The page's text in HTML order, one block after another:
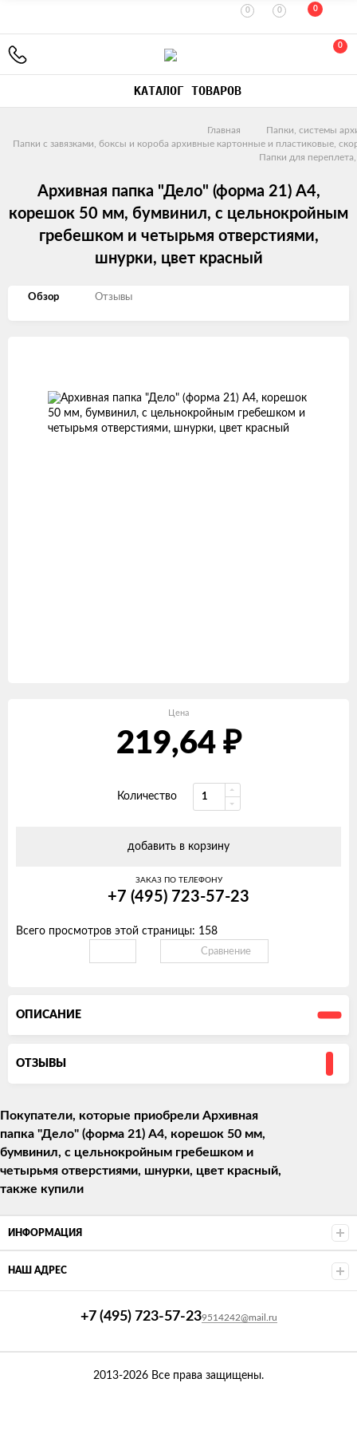
0 0 0
0
КАТАЛОГ ТОВАРОВ
Главная
Папки, системы
Папки с завязками, боксы и короба архивные картонные и пластиковые,
Папки для
Архивная папка "Дело" (форма 21) А4,
корешок 50 мм, бумвинил, с цельнокройным
гребешком и четырьмя отверстиями,
шнурки, цвет красный
Обзор Отзывы
Цена
219,64 ₽
Количество
добавить в корзину
ЗАКАЗ ПО ТЕЛЕФОНУ
+7 (495) 723-57-23
Всего просмотров этой страницы: 158
Сравнение
ОПИСАНИЕ
ОТЗЫВЫ
Покупатели, которые приобрели Архивная
папка "Дело" (форма 21) А4, корешок 50 мм,
бумвинил, с цельнокройным гребешком и
четырьмя отверстиями, шнурки, цвет красный,
также купили
ИНФОРМАЦИЯ
НАШ АДРЕС
+7 (495) 723-57-239514242@mail.ru
2013-2026 Все права защищены.